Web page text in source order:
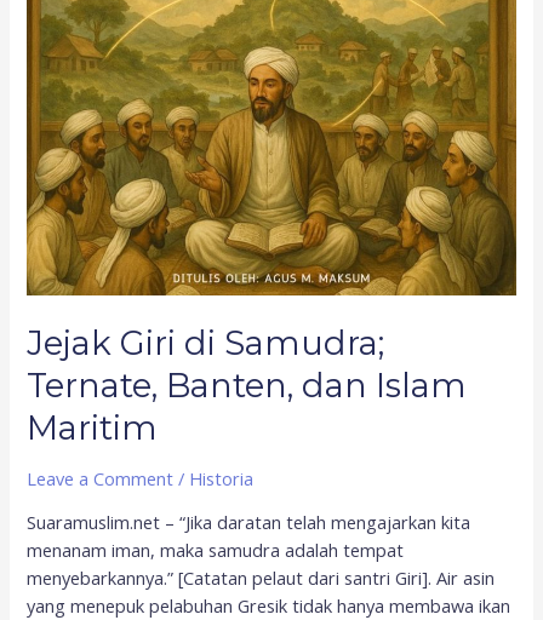
Jejak Giri di Samudra;
Ternate, Banten, dan Islam
Maritim
Leave a Comment / Historia
Suaramuslim.net – “Jika daratan telah mengajarkan kita
menanam iman, maka samudra adalah tempat
menyebarkannya.” [Catatan pelaut dari santri Giri]. Air asin
yang menepuk pelabuhan Gresik tidak hanya membawa ikan
Islam
Maritim